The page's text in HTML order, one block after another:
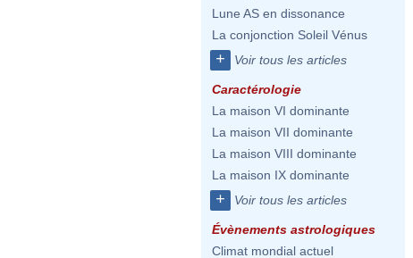
Lune AS en dissonance
La conjonction Soleil Vénus
+ Voir tous les articles
Caractérologie
La maison VI dominante
La maison VII dominante
La maison VIII dominante
La maison IX dominante
+ Voir tous les articles
Évènements astrologiques
Climat mondial actuel